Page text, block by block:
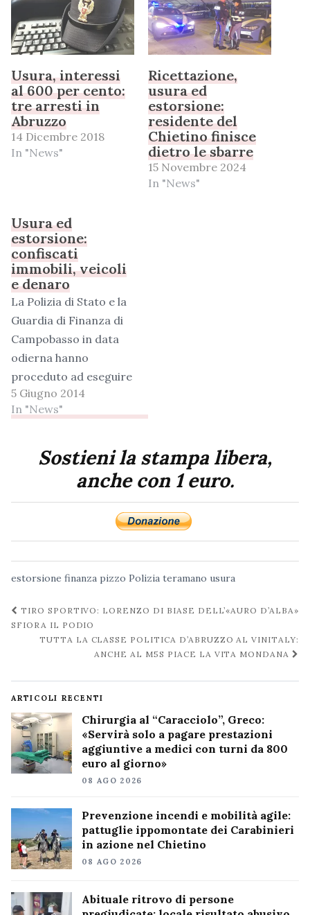
Usura, interessi
al 600 per cento:
tre arresti in
Abruzzo
14 Dicembre 2018
In "News"
Ricettazione,
usura ed
estorsione:
residente del
Chietino finisce
dietro le sbarre
15 Novembre 2024
In "News"
Usura ed
estorsione:
confiscati
immobili, veicoli
e denaro
La Polizia di Stato e la
Guardia di Finanza di
Campobasso in data
odierna hanno
proceduto ad eseguire
un provvedimento di
confisca di beni mobili
dei seguenti soggetti,
condannati con
sentenza definitiva
della Corte di Appello
122/2013 emessa in
data 28.02.2013,
irrevocabile dal…
5 Giugno 2014
In "News"
Sostieni la stampa libera,
anche con 1 euro.
estorsione finanza pizzo Polizia teramano usura
Navigazione
post
TIRO SPORTIVO: LORENZO DI BIASE DELL’«AURO D’ALBA»
SFIORA IL PODIO
TUTTA LA CLASSE POLITICA D’ABRUZZO AL VINITALY:
ANCHE AL M5S PIACE LA VITA MONDANA
ARTICOLI RECENTI
Chirurgia al “Caracciolo”, Greco:
«Servirà solo a pagare prestazioni
aggiuntive a medici con turni da 800
euro al giorno»
08 AGO 2026
Prevenzione incendi e mobilità agile:
pattuglie ippomontate dei Carabinieri
in azione nel Chietino
08 AGO 2026
Abituale ritrovo di persone